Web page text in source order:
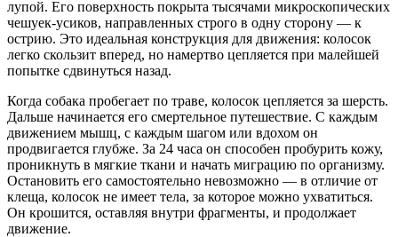
лупой. Его поверхность покрыта тысячами микроскопических
чешуек-усиков, направленных строго в одну сторону — к
острию. Это идеальная конструкция для движения: колосок
легко скользит вперед, но намертво цепляется при малейшей
попытке сдвинуться назад.
Когда собака пробегает по траве, колосок цепляется за шерсть.
Дальше начинается его смертельное путешествие. С каждым
движением мышц, с каждым шагом или вдохом он
продвигается глубже. За 24 часа он способен пробурить кожу,
проникнуть в мягкие ткани и начать миграцию по организму.
Остановить его самостоятельно невозможно — в отличие от
клеща, колосок не имеет тела, за которое можно ухватиться.
Он крошится, оставляя внутри фрагменты, и продолжает
движение.